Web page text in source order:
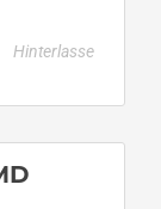
Hinterlasse